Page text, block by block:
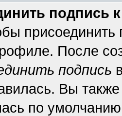
подпись
После
подпись
Вы
по